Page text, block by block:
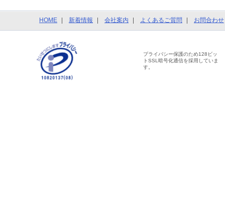
HOME 新着情報 会社案内 よくあるご質問 お問合わせ
プライバシー保護のため128ビッ
トSSL暗号化通信を採用していま
す。